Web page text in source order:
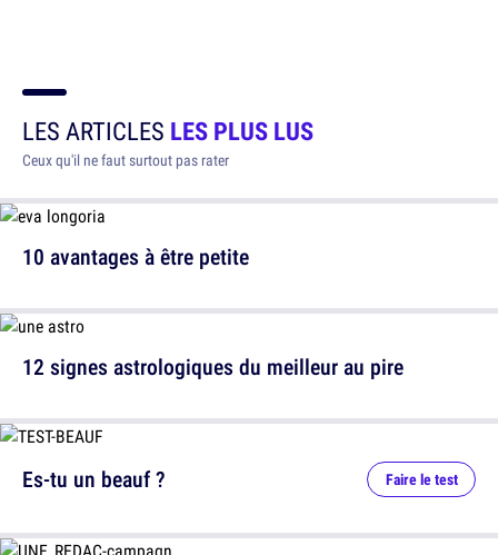
LES ARTICLES LES PLUS LUS
Ceux qu'il ne faut surtout pas rater
10 avantages à être petite
12 signes astrologiques du meilleur au pire
Es-tu un beauf ? Faire le test